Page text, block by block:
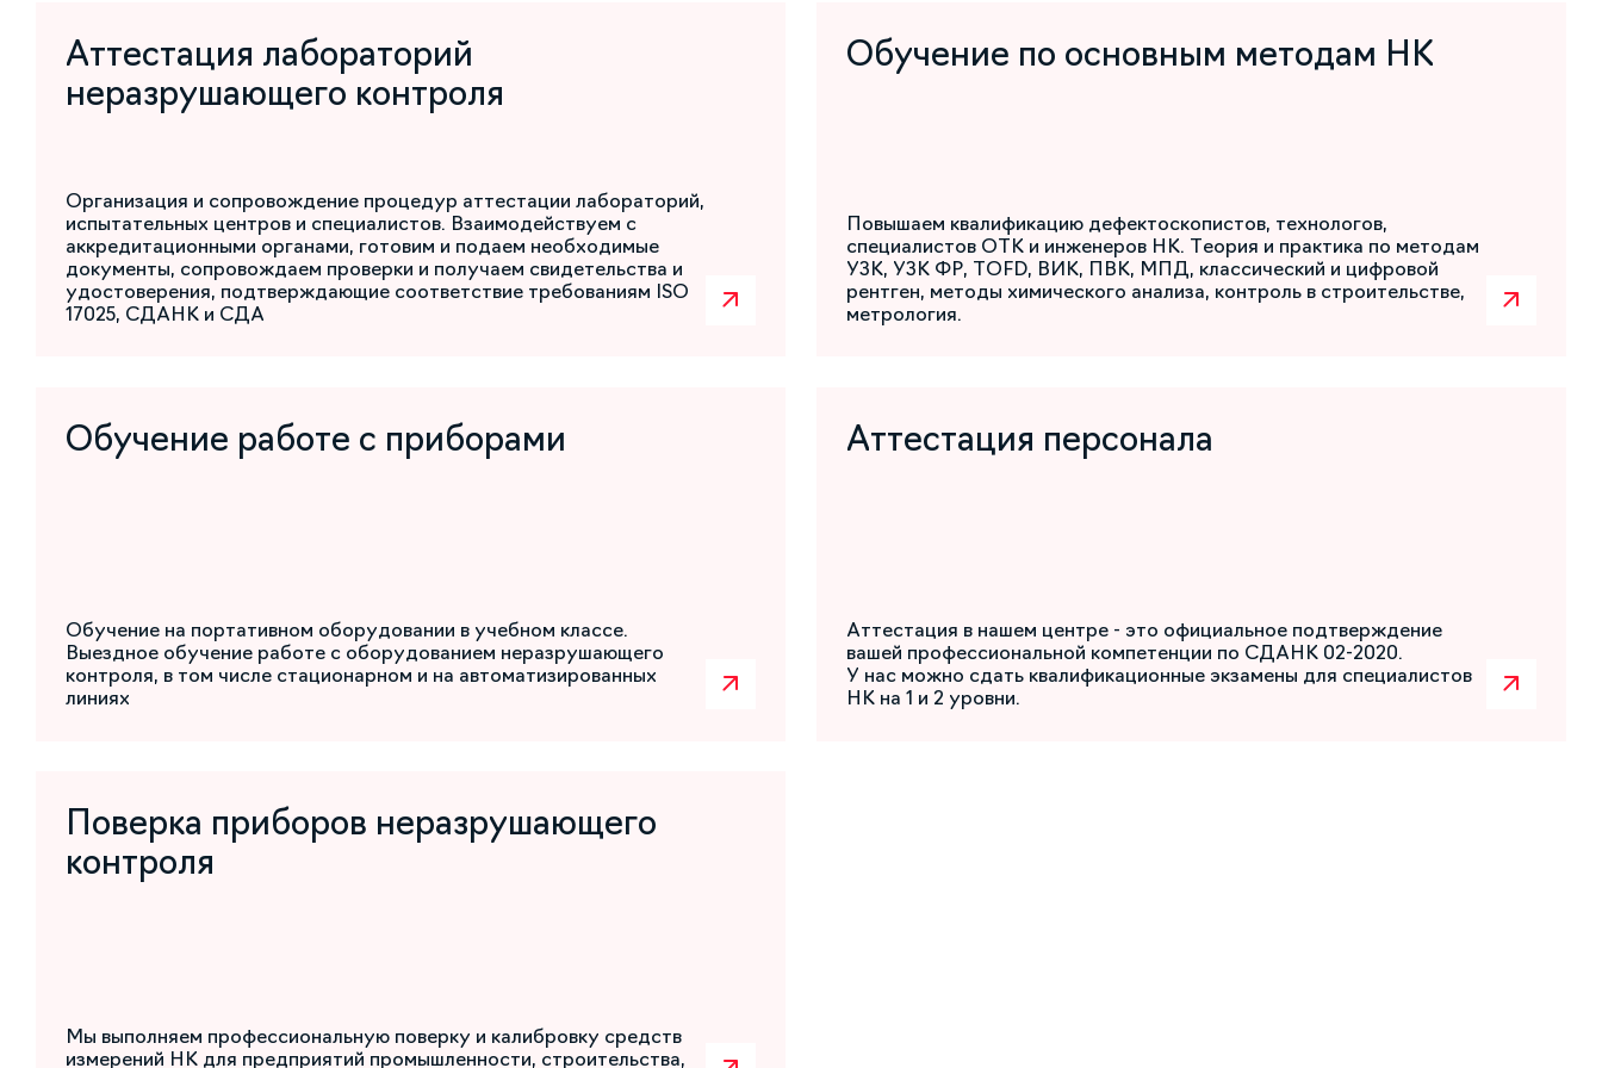
Аттестация лабораторий
неразрушающего контроля
Организация и сопровождение процедур аттестации лабораторий,
испытательных центров и специалистов. Взаимодействуем с
аккредитационными органами, готовим и подаем необходимые
документы, сопровождаем проверки и получаем свидетельства и
удостоверения, подтверждающие соответствие требованиям ISO
17025, СДАНК и СДА
Обучение по основным методам НК
Повышаем квалификацию дефектоскопистов, технологов,
специалистов ОТК и инженеров НК. Теория и практика по методам
УЗК, УЗК ФР, TOFD, ВИК, ПВК, МПД, классический и цифровой
рентген, методы химического анализа, контроль в строительстве,
метрология.
Обучение работе с приборами
Обучение на портативном оборудовании в учебном классе.
Выездное обучение работе с оборудованием неразрушающего
контроля, в том числе стационарном и на автоматизированных
линиях
Аттестация персонала
Аттестация в нашем центре - это официальное подтверждение
вашей профессиональной компетенции по СДАНК 02-2020.
У нас можно сдать квалификационные экзамены для специалистов
НК на 1 и 2 уровни.
Поверка приборов неразрушающего
контроля
Мы выполняем профессиональную поверку и калибровку средств
измерений НК для предприятий промышленности, строительства,